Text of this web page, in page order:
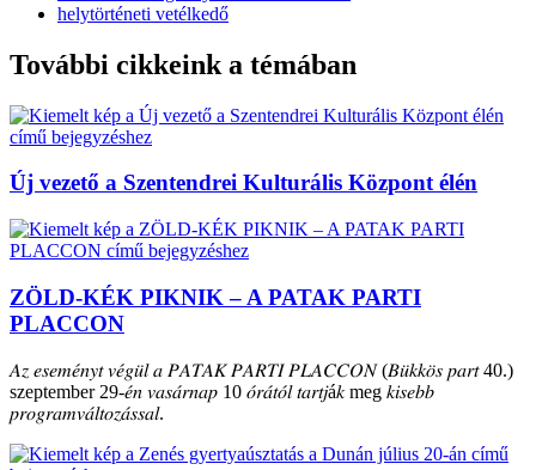
helytörténeti vetélkedő
További cikkeink a témában
Új vezető a Szentendrei Kulturális Központ élén
ZÖLD-KÉK PIKNIK – A PATAK PARTI
PLACCON
𝐴𝑧 𝑒𝑠𝑒𝑚𝑒́𝑛𝑦𝑡 𝑣𝑒́𝑔𝑢̈𝑙 𝑎 𝑃𝐴𝑇𝐴𝐾 𝑃𝐴𝑅𝑇𝐼 𝑃𝐿𝐴𝐶𝐶𝑂𝑁 (𝐵𝑢̈𝑘𝑘𝑜̈𝑠 𝑝𝑎𝑟𝑡 40.)
szeptember 29-𝑒́𝑛 𝑣𝑎𝑠𝑎́𝑟𝑛𝑎𝑝 10 𝑜́𝑟𝑎́𝑡𝑜́𝑙 𝑡𝑎𝑟𝑡𝑗á𝑘 meg 𝑘𝑖𝑠𝑒𝑏𝑏
𝑝𝑟𝑜𝑔𝑟𝑎𝑚𝑣𝑎́𝑙𝑡𝑜𝑧𝑎́𝑠𝑠𝑎𝑙.